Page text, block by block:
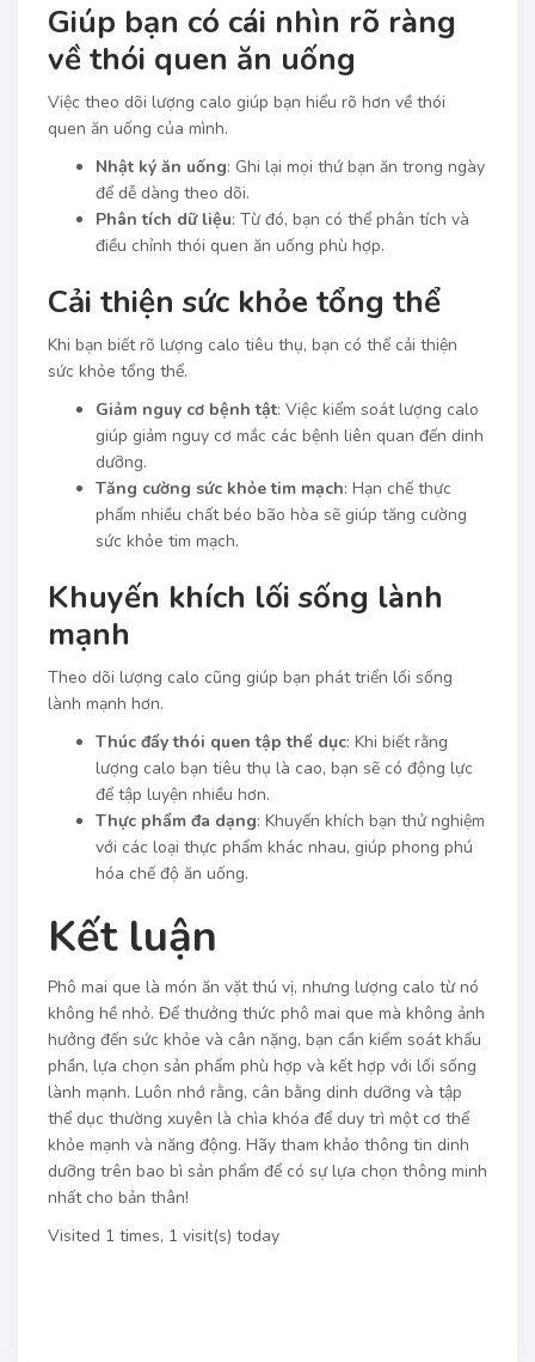
Giúp bạn có cái nhìn rõ ràng
về thói quen ăn uống
Việc theo dõi lượng calo giúp bạn hiểu rõ hơn về thói
quen ăn uống của mình.
Nhật ký ăn uống: Ghi lại mọi thứ bạn ăn trong ngày
để dễ dàng theo dõi.
Phân tích dữ liệu: Từ đó, bạn có thể phân tích và
điều chỉnh thói quen ăn uống phù hợp.
Cải thiện sức khỏe tổng thể
Khi bạn biết rõ lượng calo tiêu thụ, bạn có thể cải thiện
sức khỏe tổng thể.
Giảm nguy cơ bệnh tật: Việc kiểm soát lượng calo
giúp giảm nguy cơ mắc các bệnh liên quan đến dinh
dưỡng.
Tăng cường sức khỏe tim mạch: Hạn chế thực
phẩm nhiều chất béo bão hòa sẽ giúp tăng cường
sức khỏe tim mạch.
Khuyến khích lối sống lành
mạnh
Theo dõi lượng calo cũng giúp bạn phát triển lối sống
lành mạnh hơn.
Thúc đẩy thói quen tập thể dục: Khi biết rằng
lượng calo bạn tiêu thụ là cao, bạn sẽ có động lực
để tập luyện nhiều hơn.
Thực phẩm đa dạng: Khuyến khích bạn thử nghiệm
với các loại thực phẩm khác nhau, giúp phong phú
hóa chế độ ăn uống.
Kết luận
Phô mai que là món ăn vặt thú vị, nhưng lượng calo từ nó
không hề nhỏ. Để thưởng thức phô mai que mà không ảnh
hưởng đến sức khỏe và cân nặng, bạn cần kiểm soát khẩu
phần, lựa chọn sản phẩm phù hợp và kết hợp với lối sống
lành mạnh. Luôn nhớ rằng, cân bằng dinh dưỡng và tập
thể dục thường xuyên là chìa khóa để duy trì một cơ thể
khỏe mạnh và năng động. Hãy tham khảo thông tin dinh
dưỡng trên bao bì sản phẩm để có sự lựa chọn thông minh
nhất cho bản thân!
Visited 1 times, 1 visit(s) today